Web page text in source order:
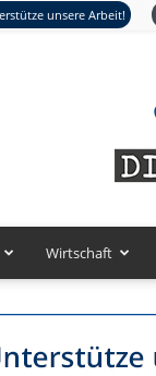
unsere Arbeit!
Wirtschaft